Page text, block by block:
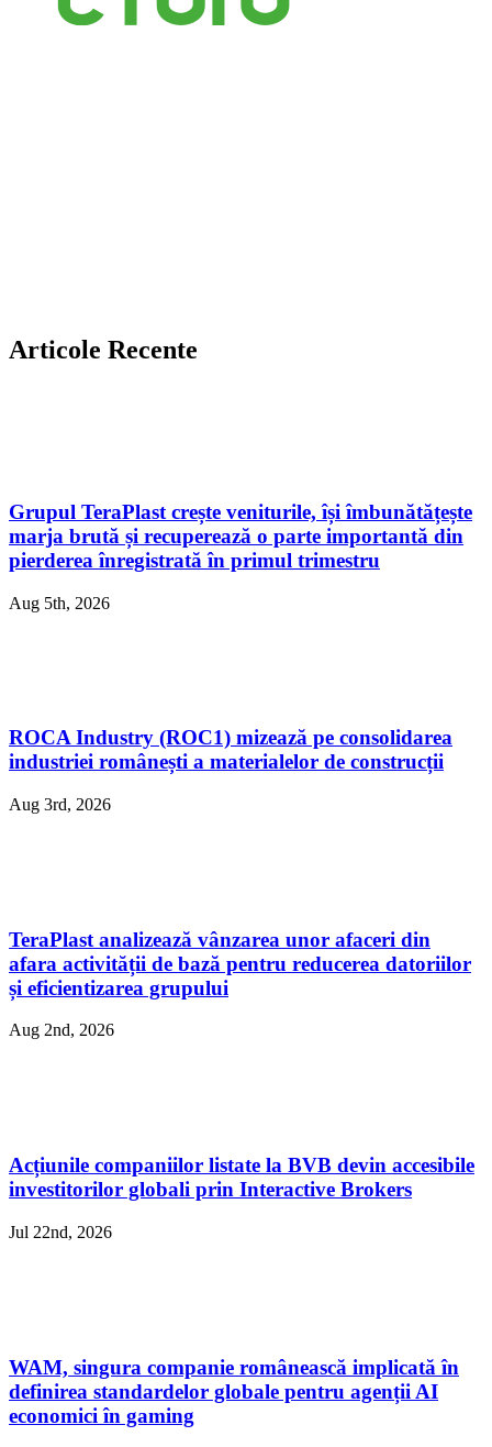
Articole Recente
Grupul TeraPlast crește veniturile, își îmbunătățește
marja brută și recuperează o parte importantă din
pierderea înregistrată în primul trimestru
Aug 5th, 2026
ROCA Industry (ROC1) mizează pe consolidarea
industriei românești a materialelor de construcții
Aug 3rd, 2026
TeraPlast analizează vânzarea unor afaceri din
afara activității de bază pentru reducerea datoriilor
și eficientizarea grupului
Aug 2nd, 2026
Acțiunile companiilor listate la BVB devin accesibile
investitorilor globali prin Interactive Brokers
Jul 22nd, 2026
WAM, singura companie românească implicată în
definirea standardelor globale pentru agenții AI
economici în gaming